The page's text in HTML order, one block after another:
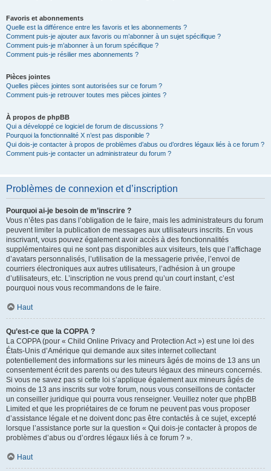
Favoris et abonnements
Quelle est la différence entre les favoris et les abonnements ?
Comment puis-je ajouter aux favoris ou m’abonner à un sujet spécifique ?
Comment puis-je m’abonner à un forum spécifique ?
Comment puis-je résilier mes abonnements ?
Pièces jointes
Quelles pièces jointes sont autorisées sur ce forum ?
Comment puis-je retrouver toutes mes pièces jointes ?
À propos de phpBB
Qui a développé ce logiciel de forum de discussions ?
Pourquoi la fonctionnalité X n’est pas disponible ?
Qui dois-je contacter à propos de problèmes d’abus ou d’ordres légaux liés à ce forum ?
Comment puis-je contacter un administrateur du forum ?
Problèmes de connexion et d’inscription
Pourquoi ai-je besoin de m’inscrire ?
Vous n’êtes pas dans l’obligation de le faire, mais les administrateurs du forum
peuvent limiter la publication de messages aux utilisateurs inscrits. En vous
inscrivant, vous pouvez également avoir accès à des fonctionnalités
supplémentaires qui ne sont pas disponibles aux visiteurs, tels que l’affichage
d’avatars personnalisés, l’utilisation de la messagerie privée, l’envoi de
courriers électroniques aux autres utilisateurs, l’adhésion à un groupe
d’utilisateurs, etc. L’inscription ne vous prend qu’un court instant, c’est
pourquoi nous vous recommandons de le faire.
Haut
Qu’est-ce que la COPPA ?
La COPPA (pour « Child Online Privacy and Protection Act ») est une loi des
États-Unis d’Amérique qui demande aux sites internet collectant
potentiellement des informations sur les mineurs âgés de moins de 13 ans un
consentement écrit des parents ou des tuteurs légaux des mineurs concernés.
Si vous ne savez pas si cette loi s’applique également aux mineurs âgés de
moins de 13 ans inscrits sur votre forum, nous vous conseillons de contacter
un conseiller juridique qui pourra vous renseigner. Veuillez noter que phpBB
Limited et que les propriétaires de ce forum ne peuvent pas vous proposer
d’assistance légale et ne doivent donc pas être contactés à ce sujet, excepté
lorsque l’assistance porte sur la question « Qui dois-je contacter à propos de
problèmes d’abus ou d’ordres légaux liés à ce forum ? ».
Haut